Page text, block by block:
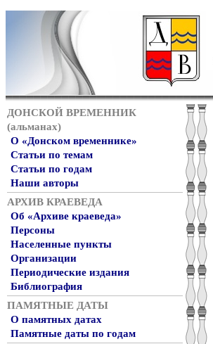
ДОНСКОЙ ВРЕМЕННИК
(альманах)
О «Донском временнике»
Статьи по темам
Статьи по годам
Наши авторы
АРХИВ КРАЕВЕДА
Об «Архиве краеведа»
Персоны
Населенные пункты
Организации
Периодические издания
Библиография
ПАМЯТНЫЕ ДАТЫ
О памятных датах
Памятные даты по годам